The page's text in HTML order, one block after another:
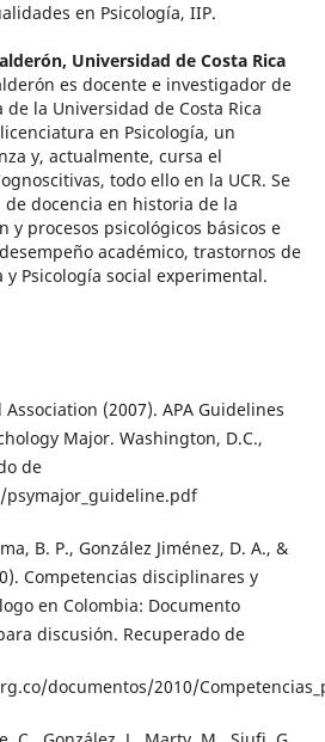
en Psicología, IIP.
Universidad de Costa Rica
es docente e investigador de
de la Universidad de Costa Rica
en Psicología, un
y, actualmente, cursa el
todo ello en la UCR. Se
docencia en historia de la
y procesos psicológicos básicos e
académico, trastornos de
Psicología social experimental.
(2007). APA Guidelines
Major. Washington, D.C.,
de
B. P., González Jiménez, D. A., &
Competencias disciplinares y
en Colombia: Documento
discusión. Recuperado de
documentos/2010/